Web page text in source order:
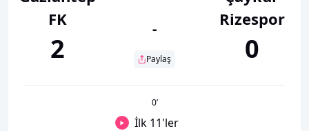
FK
2
-
Paylaş
Rizespor
0
0’
İlk 11'ler